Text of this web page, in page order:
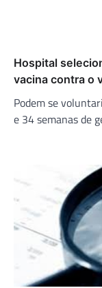
Hospital
vacina contra o
Podem se
e 34 semanas de